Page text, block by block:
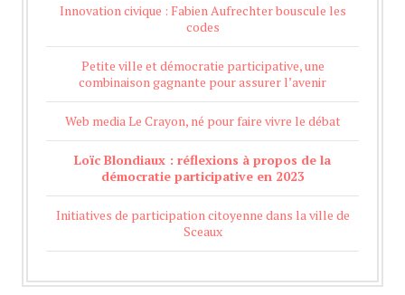
Innovation civique : Fabien Aufrechter bouscule les
codes
Petite ville et démocratie participative, une
combinaison gagnante pour assurer l’avenir
Web media Le Crayon, né pour faire vivre le débat
Loïc Blondiaux : réflexions à propos de la
démocratie participative en 2023
Initiatives de participation citoyenne dans la ville de
Sceaux